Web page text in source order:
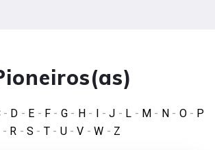
- D - E - F - G - H - -J - L - M - N - O- P
- R - S - T- U-V -W - Z